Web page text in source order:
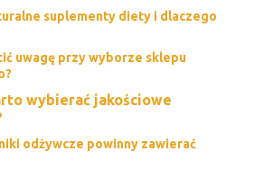
suplementy diety i dlaczego
uwagę przy wyborze sklepu
wybierać jakościowe
odżywcze powinny zawierać